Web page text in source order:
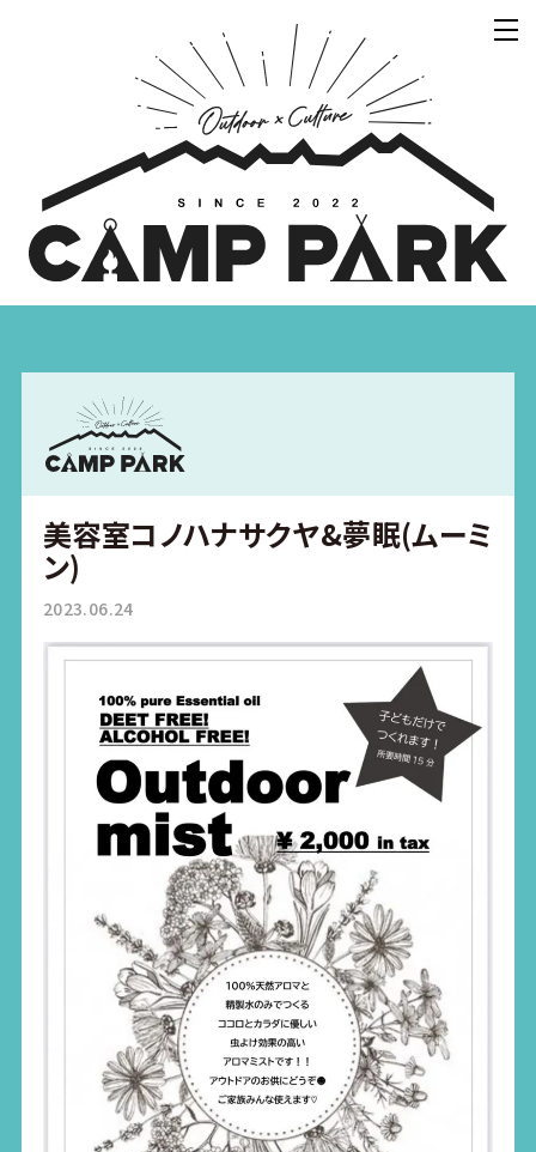
美容室コノハナサクヤ&夢眠(ムーミ
ン)
2023.06.24